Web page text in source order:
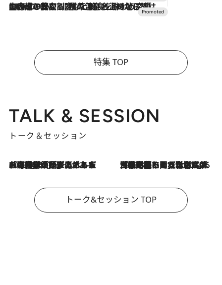
2026.7.10
NEW OPEN！【界 草津】名湯の地に誕生。趣の異なる2種の温泉と上州ならではの会席・蕎麦割烹など美食を味わう究極の癒やし旅
特集 TOP
TALK & SESSION
トーク＆セッション
2026.8.3
「今後値上げがあるとすれば…」「リスクがあるのは今年の冬」エネルギー専門家が語る、ホルムズ海峡封鎖が家庭にもたらす“ある心配” 2026.8.3
「住宅建てられない…」「サーチャージ料の高値が続いている」ホルムズ海峡封鎖による影響はいつまで続く？《エネルギー専門家に聞く“どうなる日本の暮らし”》
トーク&セッション TOP